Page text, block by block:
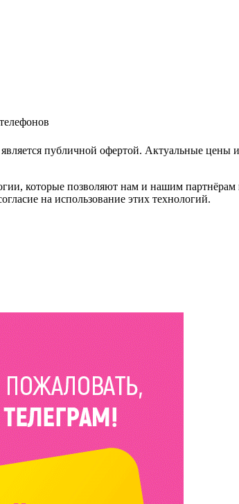
публичной офертой. Актуальные цены
которые позволяют нам и нашим партнёрам
на использование этих технологий.